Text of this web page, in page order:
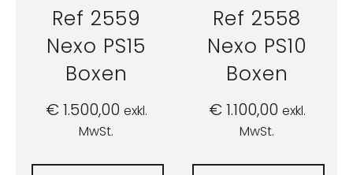
Ref 2559
Nexo PS15
Boxen
€1.500,00 exkl.
MwSt.
Ref 2558
Nexo PS10
Boxen
€1.100,00 exkl.
MwSt.